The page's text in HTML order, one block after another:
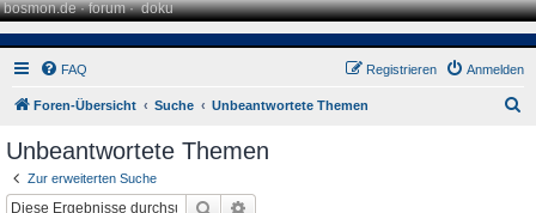
bosmon.de·forum·doku
FAQ Anmelden
Registrieren
Foren-Übersicht Suche Unbeantwortete Themen
Unbeantwortete Themen
Zur erweiterten Suche
Suche